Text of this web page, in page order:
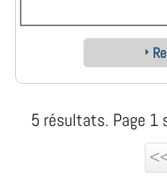
5 résultats. Page 1